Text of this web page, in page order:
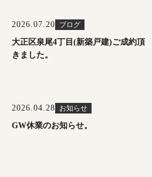
2026.07.20 ブログ
大正区泉尾4丁目(新築戸建)ご成約頂
きました。
2026.04.28 お知らせ
GW休業のお知らせ。